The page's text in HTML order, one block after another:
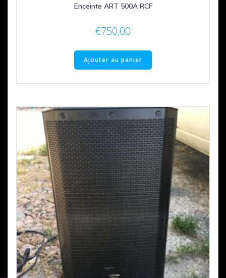
Enceinte ART 500A RCF
€750,00
Ajouter au panier